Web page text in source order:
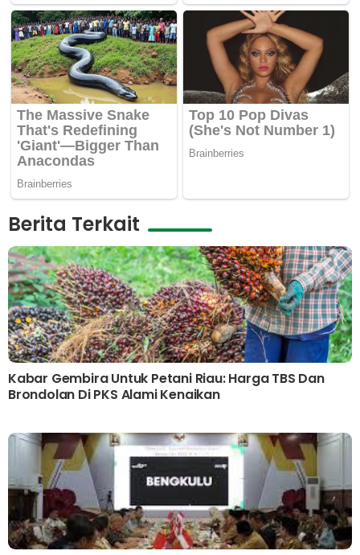
Berita Terkait
Kabar Gembira Untuk Petani Riau: Harga TBS Dan
Brondolan Di PKS Alami Kenaikan